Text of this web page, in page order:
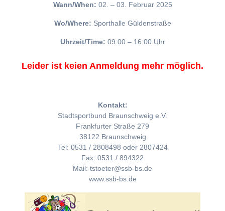
Wann/When: 02. – 03. Februar 2025
Wo/Where: Sporthalle Güldenstraße
Uhrzeit/Time: 09:00 – 16:00 Uhr
Leider ist keien Anmeldung mehr möglich.
Kontakt:
Stadtsportbund Braunschweig e.V.
Frankfurter Straße 279
38122 Braunschweig
Tel: 0531 / 2808498 oder 2807424
Fax: 0531 / 894322
Mail: tstoeter@ssb-bs.de
www.ssb-bs.de